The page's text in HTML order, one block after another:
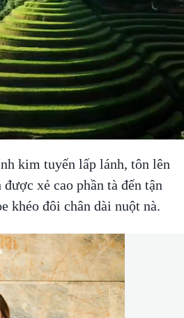
kim tuyến lấp lánh, tôn lên
xẻ cao phần tà đến tận
khéo đôi chân dài nuột nà.